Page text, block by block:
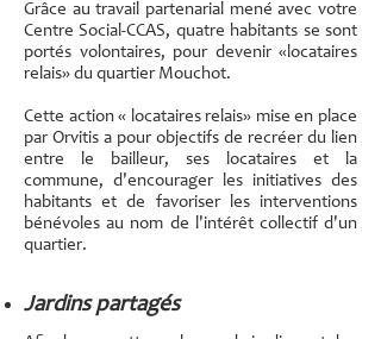
Grâce au travail partenarial mené avec votre
Centre Social-CCAS, quatre habitants se sont
portés volontaires, pour devenir «locataires
relais» du quartier Mouchot.
Cette action « locataires relais» mise en place
par Orvitis a pour objectifs de recréer du lien
entre le bailleur, ses locataires et la
commune, d'encourager les initiatives des
habitants et de favoriser les interventions
bénévoles au nom de l'intérêt collectif d'un
quartier.
Jardins partagés